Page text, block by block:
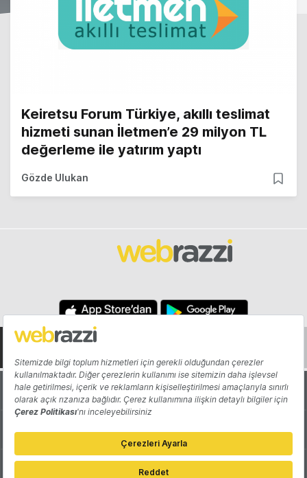
Keiretsu Forum Türkiye, akıllı teslimat
hizmeti sunan İletmen’e 29 milyon TL
değerleme ile yatırım yaptı
Gözde Ulukan
Hakkında Yazarlar
Katkıda Bulun Reklam